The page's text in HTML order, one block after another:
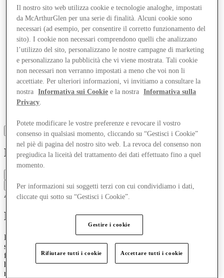
Luke 1977
Contatta la boutique
Accessori e borseAbbigliamento
Discover LUKE 1977
In 2026, LUKE 1977 celebrates twenty-five years of bold ideas,
sharp menswear, and the kind of stubborn optimism that keeps a
family business going long after the sensible people have gone
home. A quarter century in, the brand remains true to its roots while
refusing to stand still.
Il nostro sito web utilizza cookie e tecnologie analoghe, impostati
da McArthurGlen per una serie di finalità. Alcuni cookie sono
necessari (ad esempio, per consentire il corretto funzionamento del
sito). I cookie non necessari comprendono quelli che analizzano
l’utilizzo del sito, personalizzano le nostre campagne di marketing
e personalizzano la pubblicità che vi viene mostrata. Tali cookie
non necessari non verranno impostati a meno che voi non li
accettiate. Per ulteriori informazioni, vi invitiamo a consultare la
nostra
Informativa sui Cookie e la nostra
Informativa sulla
Privacy
Potete modificare le vostre preferenze e revocare il vostro
consenso in qualsiasi momento, cliccando su “Gestisci i Cookie”
nel piè di pagina del nostro sito web. La revoca del consenso non
pregiudica la liceità del trattamento dei dati effettuato fino a quel
momento.
Per informazioni sui soggetti terzi con cui condividiamo i dati,
cliccate qui sotto su “Gestisci i Cookie”.
Gestire i cookie
Rifiutare tutti i cookie Accettare tutti i cookie